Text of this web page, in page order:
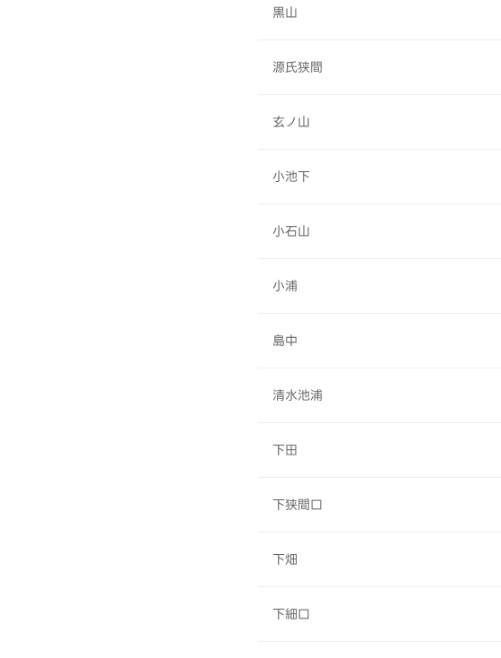
黒山
源氏狭間
玄ノ山
小池下
小石山
小浦
島中
清水池浦
下田
下狭間口
下畑
下細口